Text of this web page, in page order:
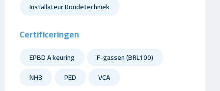
Installateur Koudetechniek
Certificeringen
EPBD A keuring
F-gassen (BRL100)
NH3
PED VCA